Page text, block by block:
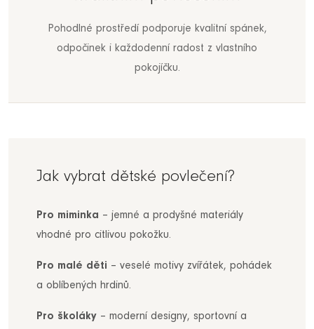
Pohodlné prostředí podporuje kvalitní spánek,
odpočinek i každodenní radost z vlastního
pokojíčku.
Jak vybrat dětské povlečení?
Pro miminka – jemné a prodyšné materiály
vhodné pro citlivou pokožku.
Pro malé děti – veselé motivy zvířátek, pohádek
a oblíbených hrdinů.
Pro školáky – moderní designy, sportovní a